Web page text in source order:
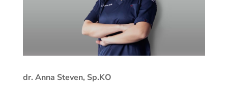
dr. Anna Steven, Sp.KO